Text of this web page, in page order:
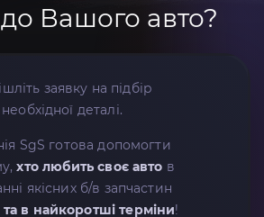
Вашого авто?
заявку на підбір
необхідної деталі.
SgS готова допомогти
хто любить своє авто в
якісних б/в запчастин
та в найкоротші терміни!